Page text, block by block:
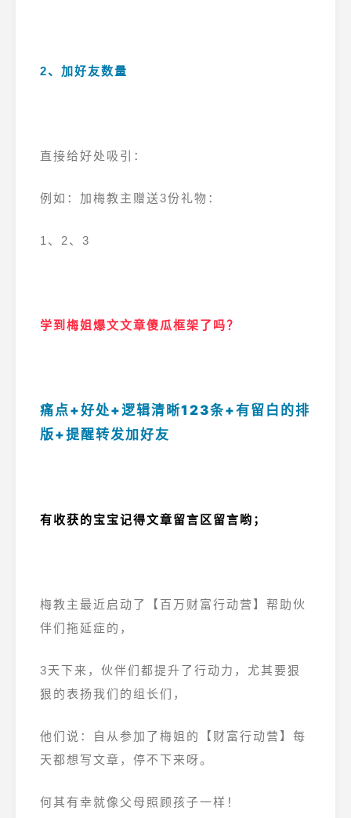
2、加好友数量
直接给好处吸引：
例如：加梅教主赠送3份礼物：
1、2、3
学到梅姐爆文文章傻瓜框架了吗？
痛点+好处+逻辑清晰123条+有留白的排
版+提醒转发加好友
有收获的宝宝记得文章留言区留言哟；
梅教主最近启动了【百万财富行动营】帮助伙
伴们拖延症的，
3天下来，伙伴们都提升了行动力，尤其要狠
狠的表扬我们的组长们，
他们说：自从参加了梅姐的【财富行动营】每
天都想写文章，停不下来呀。
何其有幸就像父母照顾孩子一样！